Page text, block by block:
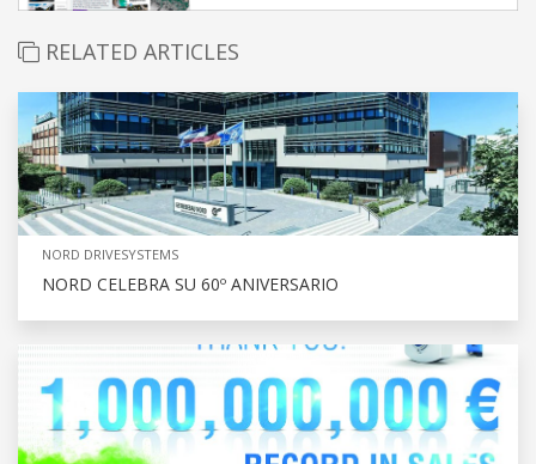
RELATED ARTICLES
NORD DRIVESYSTEMS
NORD CELEBRA SU 60º ANIVERSARIO